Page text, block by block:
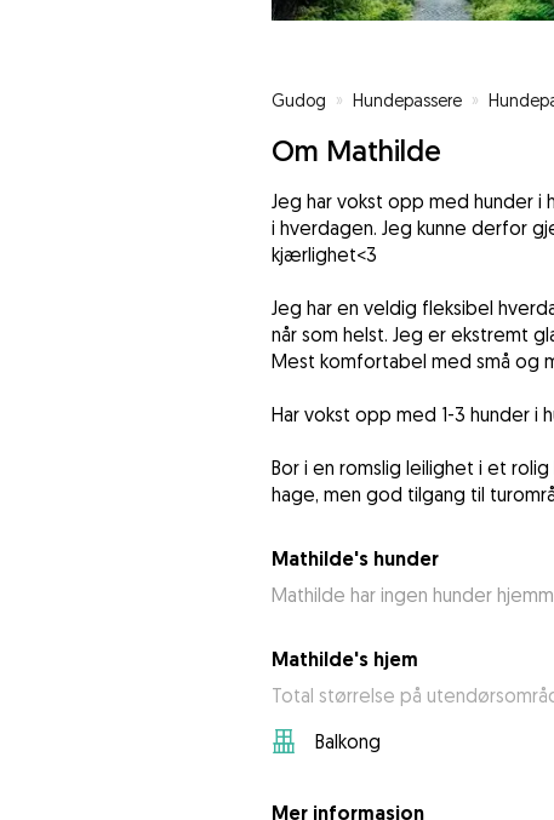
Gudog » Hundepassere »
Om Mathilde
Jeg har vokst opp med hunder i
i hverdagen. Jeg kunne derfor
kjærlighet<3
Jeg har en veldig fleksibel
når som helst. Jeg er ekstremt
Mest komfortabel med små og
Har vokst opp med 1-3 hunder i
Bor i en romslig leilighet i et
hage, men god tilgang til
Mathilde's hunder
Mathilde har ingen hunder
Mathilde's hjem
Total størrelse på
Balkong
Mer informasjon